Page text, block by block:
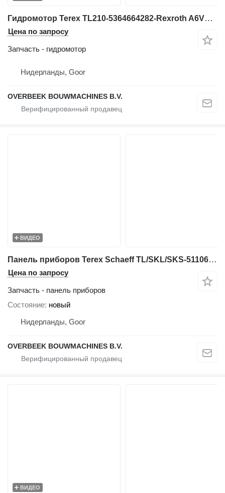
Гидромотор Terex TL210-5364664282-Rexroth A6VM80-Drive motor для строительного погрузчика
Цена по запросу
Запчасть - гидромотор
Нидерланды, Goor
OVERBEEK BOUWMACHINES B.V.
ВИДЕО
Панель приборов Terex Schaeff TL/SKL/SKS-5110662040-Display unit/ для фронтального погрузчика
Цена по запросу
Запчасть - панель приборов
Состояние новый
Нидерланды, Goor
OVERBEEK BOUWMACHINES B.V.
ВИДЕО